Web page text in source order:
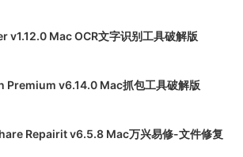
v1.12.0 Mac OCR文字识别工具破解版
Premium v6.14.0 Mac抓包工具破解版
Repairit v6.5.8 Mac万兴易修-文件修复